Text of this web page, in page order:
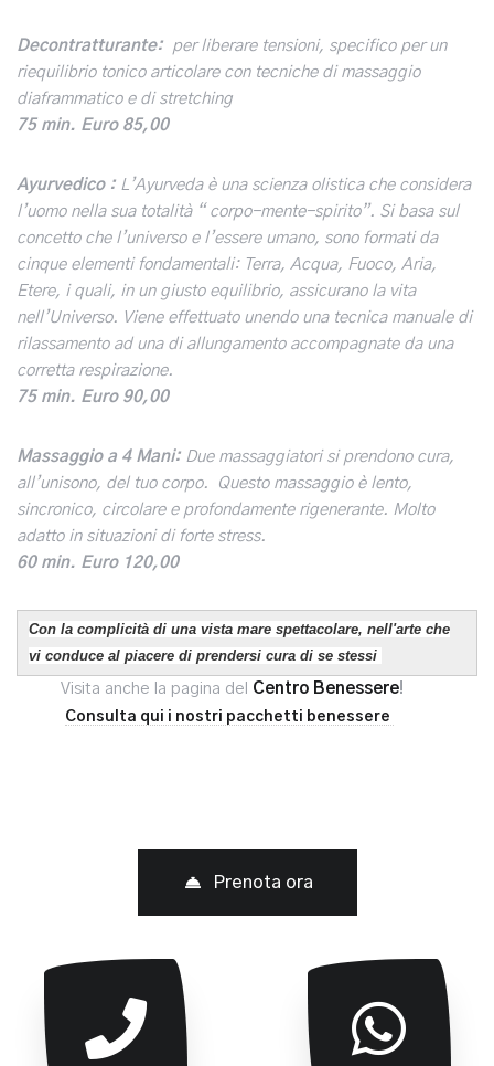
Decontratturante: per liberare tensioni, specifico per un
riequilibrio tonico articolare con tecniche di massaggio
diaframmatico e di stretching
75 min. Euro 85,00
Ayurvedico : L’Ayurveda è una scienza olistica che considera
l’uomo nella sua totalità “ corpo-mente-spirito”. Si basa sul
concetto che l’universo e l’essere umano, sono formati da
cinque elementi fondamentali: Terra, Acqua, Fuoco, Aria,
Etere, i quali, in un giusto equilibrio, assicurano la vita
nell’Universo. Viene effettuato unendo una tecnica manuale di
rilassamento ad una di allungamento accompagnate da una
corretta respirazione.
75 min. Euro 90,00
Massaggio a 4 Mani: Due massaggiatori si prendono cura,
all’unisono, del tuo corpo.
Questo massaggio è lento,
sincronico, circolare e profondamente rigenerante. Molto
adatto in situazioni di forte stress.
60 min. Euro 120,00
Con la complicità di una vista mare spettacolare, nell'arte che
vi conduce al piacere di prendersi cura di se stessi
Visita anche la pagina del Centro Benessere!
Consulta qui i nostri pacchetti benessere
Prenota ora